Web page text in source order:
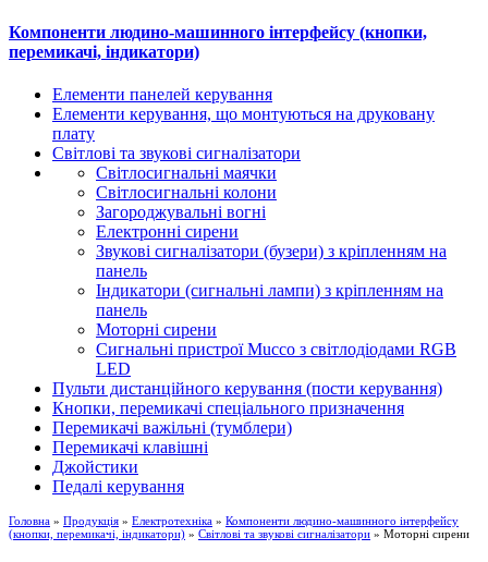
Компоненти людино-машинного інтерфейсу (кнопки,
перемикачі, індикатори)
Елементи панелей керування
Елементи керування, що монтуються на друковану
плату
Світлові та звукові сигналізатори
Світлосигнальні маячки
Світлосигнальні колони
Загороджувальні вогні
Електронні сирени
Звукові сигналізатори (бузери) з кріпленням на
панель
Індикатори (сигнальні лампи) з кріпленням на
панель
Моторні сирени
Сигнальні пристрої Mucco з світлодіодами RGB
LED
Пульти дистанційного керування (пости керування)
Кнопки, перемикачі спеціального призначення
Перемикачі важільні (тумблери)
Перемикачі клавішні
Джойстики
Педалі керування
Головна » Продукція » Електротехніка » Компоненти людино-машинного інтерфейсу
(кнопки, перемикачі, індикатори) » Світлові та звукові сигналізатори » Моторні сирени